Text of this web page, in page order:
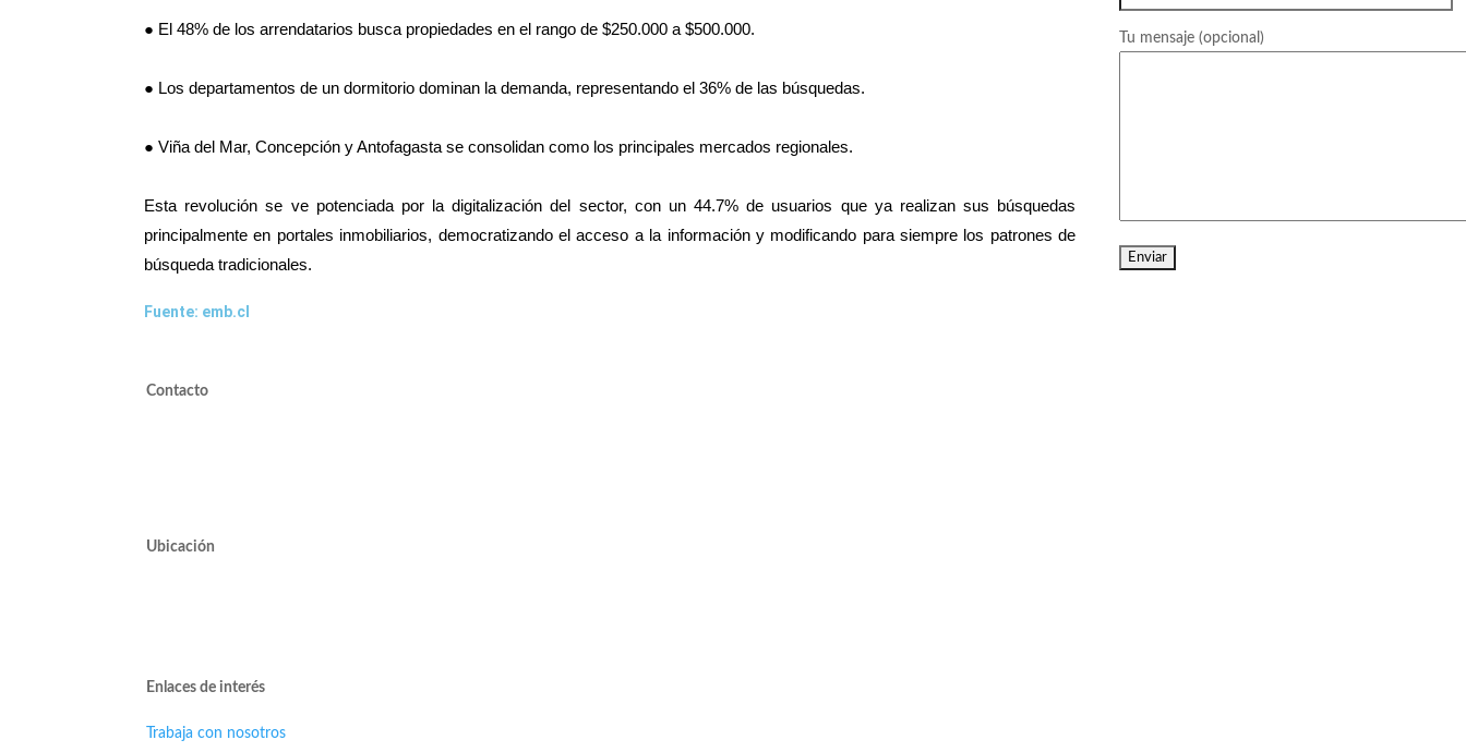
● El 48% de los arrendatarios busca propiedades en el rango de $250.000 a $500.000.
● Los departamentos de un dormitorio dominan la demanda, representando el 36% de las búsquedas.
● Viña del Mar, Concepción y Antofagasta se consolidan como los principales mercados regionales.
Esta revolución se ve potenciada por la digitalización del sector, con un 44.7% de usuarios que ya realizan sus búsquedas
principalmente en portales inmobiliarios, democratizando el acceso a la información y modificando para siempre los patrones de
búsqueda tradicionales.
Fuente: emb.cl
Tu mensaje (opcional)
Contacto
Ubicación
Enlaces de interés
Trabaja con nosotros